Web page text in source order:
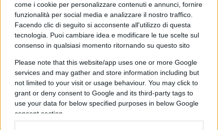
come i cookie per personalizzare contenuti e annunci, fornire
funzionalità per social media e analizzare il nostro traffico.
Facendo clic di seguito si acconsente all'utilizzo di questa
tecnologia. Puoi cambiare idea e modificare le tue scelte sul
consenso in qualsiasi momento ritornando su questo sito
Please note that this website/app uses one or more Google
services and may gather and store information including but
not limited to your visit or usage behaviour. You may click to
grant or deny consent to Google and its third-party tags to
use your data for below specified purposes in below Google
consent section.
“Nun ho tradito pe’ primo”. L’Italia
non ha gas, le danno la guerra Totti-
Ilary
di Max Del Papa
11 Settembre 2022, 17:00